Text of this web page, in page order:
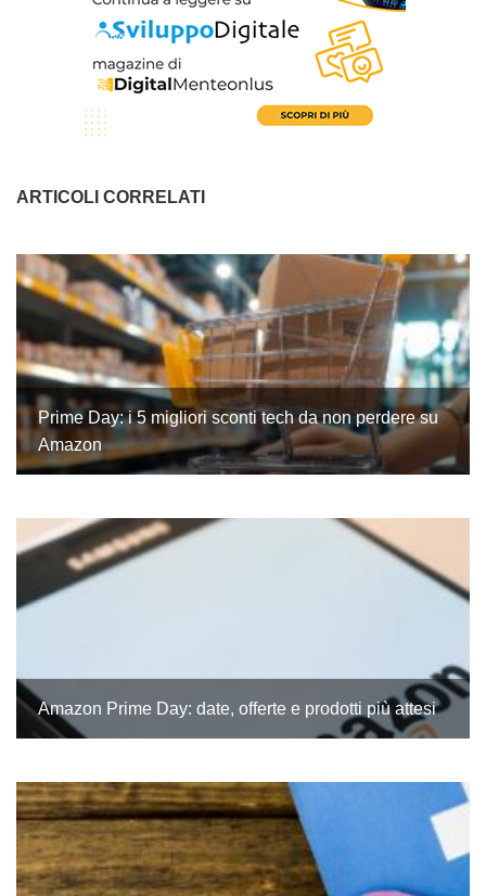
ARTICOLI CORRELATI
Prime Day: i 5 migliori sconti tech da non perdere su
Amazon
Amazon Prime Day: date, offerte e prodotti più attesi